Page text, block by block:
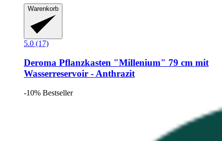
Warenkorb
5.0 (17)
Deroma Pflanzkasten "Millenium" 79 cm mit
Wasserreservoir -​ Anthrazit
-10% Bestseller